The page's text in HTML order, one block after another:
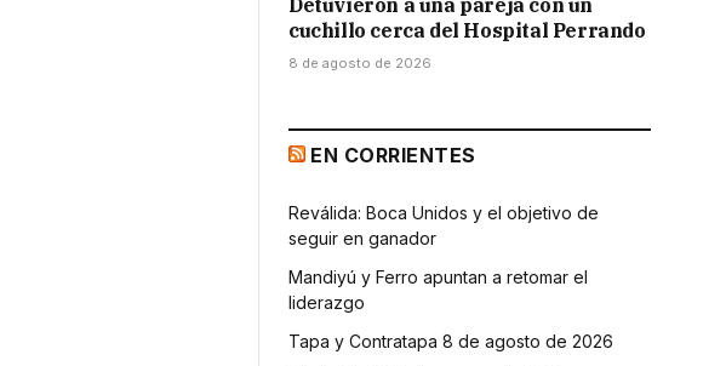
cuchillo cerca del Hospital Perrando
8 de agosto de 2026
EN CORRIENTES
Reválida: Boca Unidos y el objetivo de
seguir en ganador
Mandiyú y Ferro apuntan a retomar el
liderazgo
Tapa y Contratapa 8 de agosto de 2026